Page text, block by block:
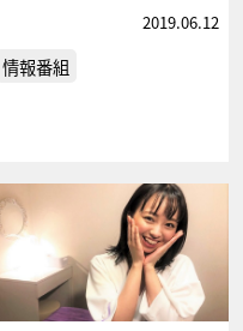
2019.06.12
情報番組